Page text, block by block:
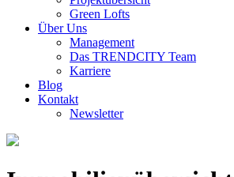
Green Lofts
Über Uns
Management
Das TRENDCITY Team
Karriere
Blog
Kontakt
Newsletter